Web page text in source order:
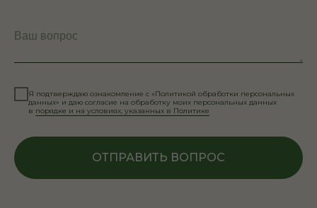
Ваш вопрос
Я подтверждаю ознакомление с «Политикой обработки персональных
данных» и даю согласие на обработку моих персональных данных
в порядке и на условиях, указанных в Политике
ОТПРАВИТЬ ВОПРОС